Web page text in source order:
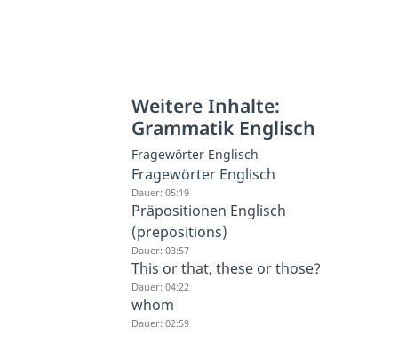
Weitere Inhalte:
Grammatik Englisch
Fragewörter Englisch
Fragewörter Englisch
Dauer: 05:19
Präpositionen Englisch
(prepositions)
Dauer: 03:57
This or that, these or those?
Dauer: 04:22
whom
Dauer: 02:59